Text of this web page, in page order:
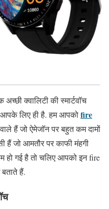
क्वालिटी की स्मार्टवॉच
लिए ही है. हम आपकोfire
हैं जो ऐमेजॉन पर बहुत कम दामों
हैं जो आमतौर पर काफी मंहगी
हो गई है तो चलिए आपको इन fire
हैं.